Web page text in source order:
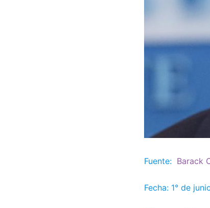
Fuente: Barack
Fecha: 1° de